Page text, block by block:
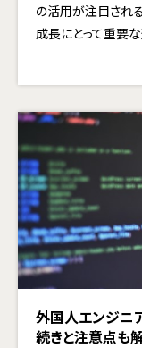
の活用が注目され
成長にとって重要
外国人エンジニ
続きと注意点も